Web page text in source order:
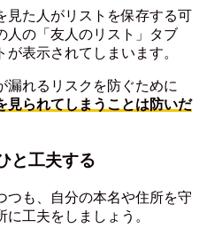
見た人がリストを保存する可
人の「友人のリスト」タブ
表示されてしまいます。
漏れるリスクを防ぐために
見られてしまうことは防いだ
と工夫する
つも、自分の本名や住所を守
工夫をしましょう。